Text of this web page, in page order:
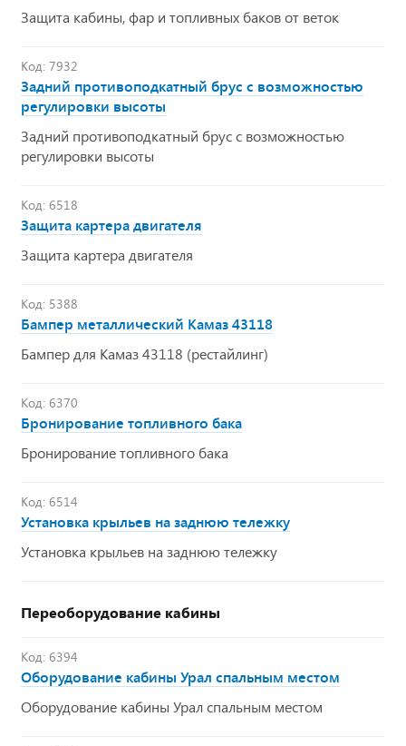
Защита кабины, фар и топливных баков от веток
Код: 7932
Задний противоподкатный брус с возможностью
регулировки высоты
Задний противоподкатный брус с возможностью
регулировки высоты
Код: 6518
Защита картера двигателя
Защита картера двигателя
Код: 5388
Бампер металлический Камаз 43118
Бампер для Камаз 43118 (рестайлинг)
Код: 6370
Бронирование топливного бака
Бронирование топливного бака
Код: 6514
Установка крыльев на заднюю тележку
Установка крыльев на заднюю тележку
Переоборудование кабины
Код: 6394
Оборудование кабины Урал спальным местом
Оборудование кабины Урал спальным местом